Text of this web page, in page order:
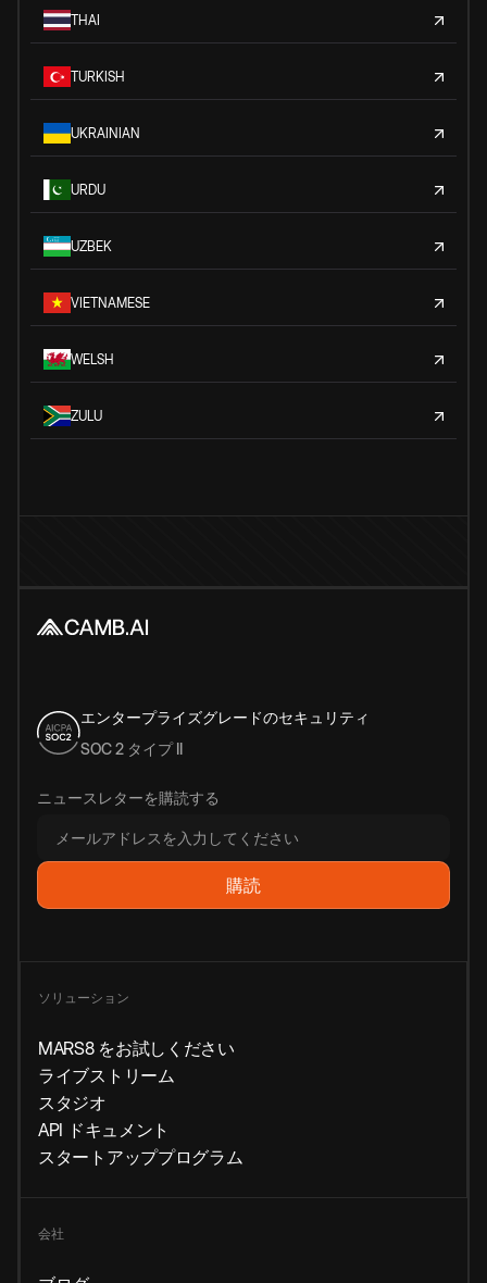
THAI
TURKISH
UKRAINIAN
URDU
UZBEK
VIETNAMESE
WELSH
ZULU
エンタープライズグレードのセキュリティ
SOC 2 タイプ II
ニュースレターを購読する
ソリューション
MARS8 をお試しください
ライブストリーム
スタジオ
API ドキュメント
スタートアッププログラム
会社